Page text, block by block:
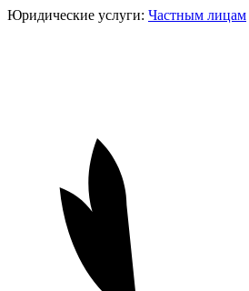
Юридические услуги: Частным лицам